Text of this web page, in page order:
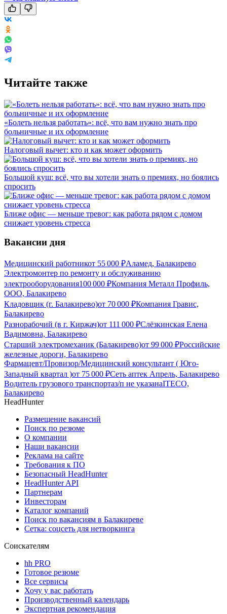
Читайте также
«Болеть нельзя работать»: всё, что вам нужно знать про
больничные и их оформление
Налоговый вычет: кто и как может оформить
Большой куш: всё, что вы хотели знать о премиях, но боялись
спросить
Ближе офис — меньше тревог: как работа рядом с домом
снижает уровень стресса
Вакансии дня
Медицинский работникот 55 000 ₽Аламед, Балакирево
Электромонтер по ремонту и обслуживанию
электрооборудования100 000 ₽Компания Металл Профиль,
OOO, Балакирево
Кладовщик (г. Балакирево)от 70 000 ₽Компания Гравис,
Балакирево
Разнорабочий (в г. Киржач)от 111 000 ₽Слёзкинская Елена
Вадимовна, Балакирево
Старший электромеханик (Балакирево)от 99 000 ₽Российские
железные дороги, Балакирево
Фармацевт/Провизор/Медицинский консультант ( Юго-
Западный квартал )от 75 000 ₽Сеть аптек Апрель, Балакирево
Водитель грузового транспортаз/п не указанаITECO,
Балакирево
HeadHunter
Размещение вакансий
Поиск по резюме
О компании
Наши вакансии
Реклама на сайте
Требования к ПО
Безопасный HeadHunter
HeadHunter API
Партнерам
Инвесторам
Каталог компаний
Поиск по вакансиям в Балакиреве
Сетка: соцсеть для нетворкинга
Соискателям
hh PRO
Готовое резюме
Все сервисы
Хочу у вас работать
Производственный календарь
Экспертная рекомендация